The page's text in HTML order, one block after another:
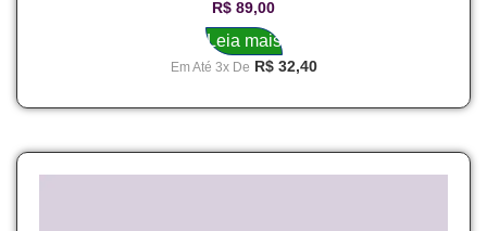
R$ 89,00
Leia mais
Em Até 3x De R$32,40